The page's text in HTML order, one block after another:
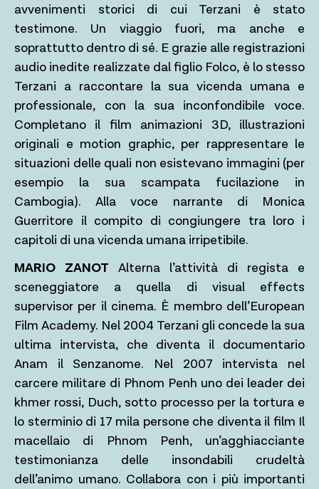
avvenimenti storici di cui Terzani è stato
testimone. Un viaggio fuori, ma anche e
soprattutto dentro di sé. E grazie alle registrazioni
audio inedite realizzate dal figlio Folco, è lo stesso
Terzani a raccontare la sua vicenda umana e
professionale, con la sua inconfondibile voce.
Completano il film animazioni 3D, illustrazioni
originali e motion graphic, per rappresentare le
situazioni delle quali non esistevano immagini (per
esempio la sua scampata fucilazione in
Cambogia). Alla voce narrante di Monica
Guerritore il compito di congiungere tra loro i
capitoli di una vicenda umana irripetibile.
MARIO ZANOT Alterna l’attività di regista e
sceneggiatore a quella di visual effects
supervisor per il cinema. È membro dell’European
Film Academy. Nel 2004 Terzani gli concede la sua
ultima intervista, che diventa il documentario
Anam il Senzanome. Nel 2007 intervista nel
carcere militare di Phnom Penh uno dei leader dei
khmer rossi, Duch, sotto processo per la tortura e
lo sterminio di 17 mila persone che diventa il film Il
macellaio di Phnom Penh, un’agghiacciante
testimonianza delle insondabili crudeltà
dell’animo umano. Collabora con i più importanti